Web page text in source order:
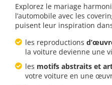
Explorez le mariage
l’automobile avec les
puisent leur inspiration
les reproductions
la voiture devienne une
les motifs abstraits et
votre voiture en une